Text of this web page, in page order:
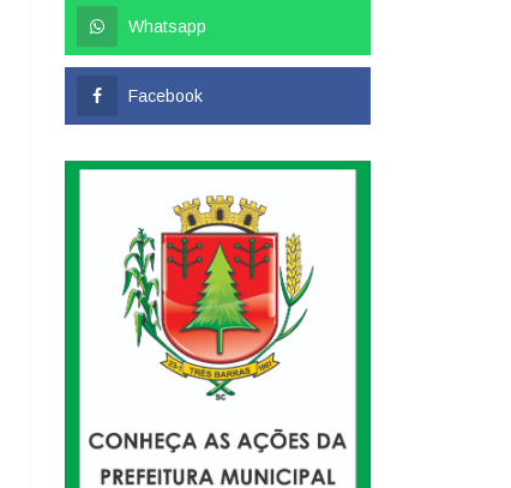
Whatsapp
Facebook